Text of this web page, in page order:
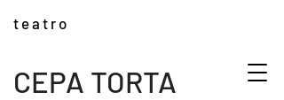
CEPA TORTA
t e a t r o